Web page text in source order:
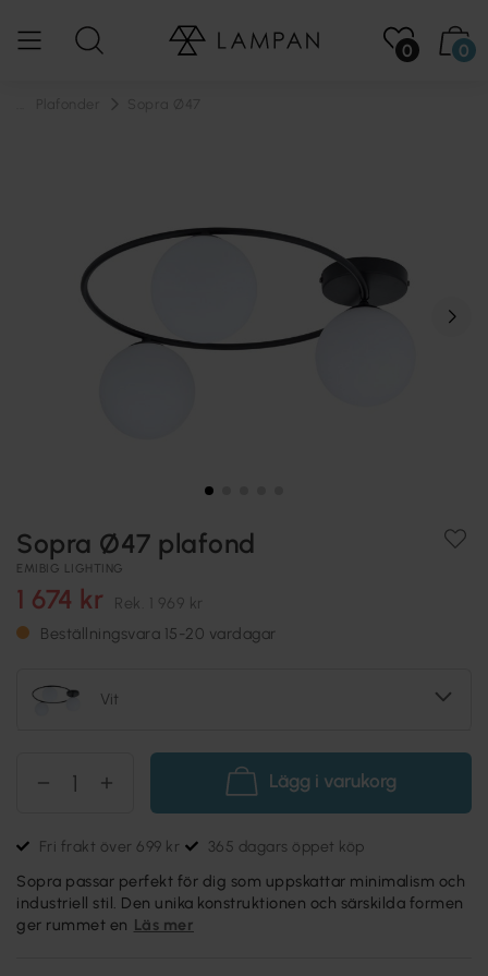
0 0
Sopra Ø47 plafond
EMIBIG LIGHTING
1 674 kr Rek. 1 969 kr
Beställningsvara 15-20 vardagar
Vit
Lägg i varukorg
Fri frakt över 699 kr 365 dagars öppet köp
Sopra passar perfekt för dig som uppskattar minimalism och
industriell stil. Den unika konstruktionen och särskilda formen
ger rummet en Läs mer